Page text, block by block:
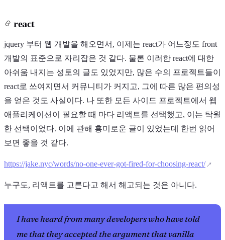
react
jquery 부터 웹 개발을 해오면서, 이제는 react가 어느정도 front
개발의 표준으로 자리잡은 것 같다. 물론 이러한 react에 대한
아쉬움 내지는 성토의 글도 있었지만, 많은 수의 프로젝트들이
react로 쓰여지면서 커뮤니티가 커지고, 그에 따른 많은 편의성
을 얻은 것도 사실이다. 나 또한 모든 사이드 프로젝트에서 웹
애플리케이션이 필요할 때 마다 리액트를 선택했고, 이는 탁월
한 선택이었다. 이에 관해 흥미로운 글이 있었는데 한번 읽어
보면 좋을 것 같다.
https://jake.nyc/words/no-one-ever-got-fired-for-choosing-react/
누구도, 리액트를 고른다고 해서 해고되는 것은 아니다.
I have heard from many developers who have told
me that they accepted the argument that vanilla